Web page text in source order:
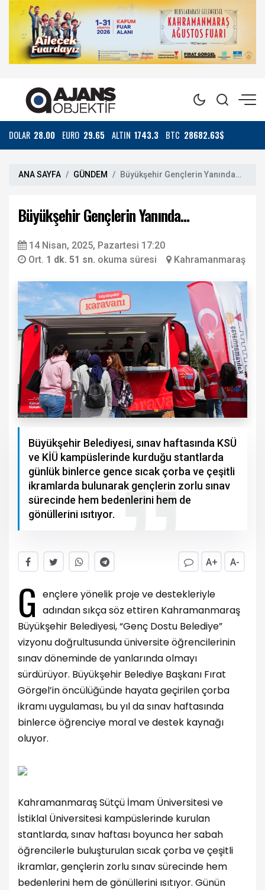
DOLAR 28.00 EURO 29.65 ALTIN 1743.3 BTC 28682.63$
ANA SAYFA GÜNDEM Büyükşehir Gençlerin Yanında…
Büyükşehir Gençlerin Yanında…
14 Nisan, 2025, Pazartesi 17:20
Ort. 1 dk. 51 sn. okuma süresi Kahramanmaraş
Büyükşehir Belediyesi, sınav haftasında KSÜ
ve KİÜ kampüslerinde kurduğu stantlarda
günlük binlerce gence sıcak çorba ve çeşitli
ikramlarda bulunarak gençlerin zorlu sınav
sürecinde hem bedenlerini hem de
gönüllerini ısıtıyor.
A+ A-
G ençlere yönelik proje ve destekleriyle
adından sıkça söz ettiren Kahramanmaraş
Büyükşehir Belediyesi, “Genç Dostu Belediye”
vizyonu doğrultusunda üniversite öğrencilerinin
sınav döneminde de yanlarında olmayı
sürdürüyor. Büyükşehir Belediye Başkanı Fırat
Görgel’in öncülüğünde hayata geçirilen çorba
ikramı uygulaması, bu yıl da sınav haftasında
binlerce öğrenciye moral ve destek kaynağı
oluyor.
Kahramanmaraş Sütçü İmam Üniversitesi ve
İstiklal Üniversitesi kampüslerinde kurulan
stantlarda, sınav haftası boyunca her sabah
öğrencilerle buluşturulan sıcak çorba ve çeşitli
ikramlar, gençlerin zorlu sınav sürecinde hem
bedenlerini hem de gönüllerini ısıtıyor. Günün